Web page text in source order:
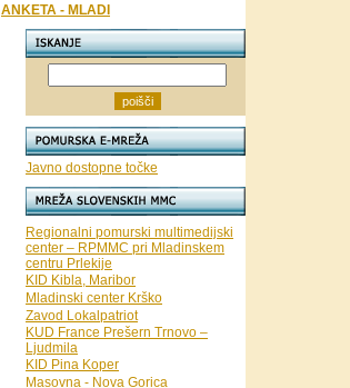
ANKETA - MLADI
Javno dostopne točke
Regionalni pomurski multimedijski
center – RPMMC pri Mladinskem
centru Prlekije
KID Kibla, Maribor
Mladinski center Krško
Zavod Lokalpatriot
KUD France Prešern Trnovo –
Ljudmila
KID Pina Koper
Masovna - Nova Gorica